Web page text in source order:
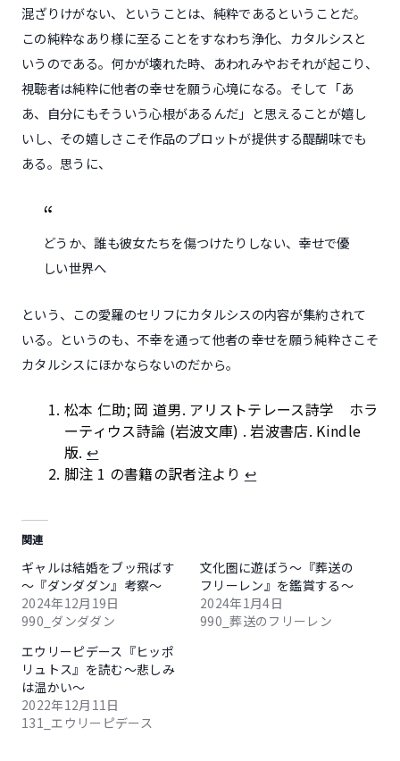
混ざりけがない、ということは、純粋であるということだ。
この純粋なあり様に至ることをすなわち浄化、カタルシスと
いうのである。何かが壊れた時、あわれみやおそれが起こり、
視聴者は純粋に他者の幸せを願う心境になる。そして「あ
あ、自分にもそういう心根があるんだ」と思えることが嬉し
いし、その嬉しさこそ作品のプロットが提供する醍醐味でも
ある。思うに、
どうか、誰も彼女たちを傷つけたりしない、幸せで優
しい世界へ
という、この愛羅のセリフにカタルシスの内容が集約されて
いる。というのも、不幸を通って他者の幸せを願う純粋さこそ
カタルシスにほかならないのだから。
松本 仁助; 岡 道男. アリストテレース詩学 ホラ
ーティウス詩論 (岩波文庫) . 岩波書店. Kindle
版. ↩︎
脚注 1 の書籍の訳者注より ↩︎
関連
ギャルは結婚をブッ飛ばす
～『ダンダダン』考察～
2024年12月19日
990_ダンダダン
文化圏に遊ぼう～『葬送の
フリーレン』を鑑賞する～
2024年1月4日
990_葬送のフリーレン
エウリーピデース『ヒッポ
リュトス』を読む～悲しみ
は温かい～
2022年12月11日
131_エウリーピデース